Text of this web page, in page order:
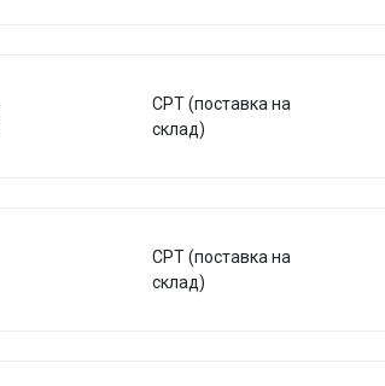
CPT (поставка на
склад)
CPT (поставка на
склад)